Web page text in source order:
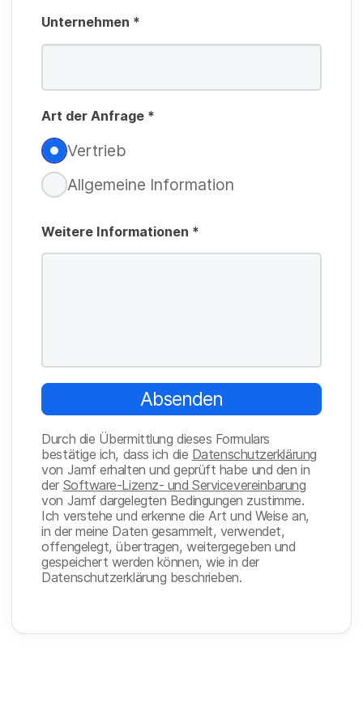
Unternehmen *
Art der Anfrage *
f
l
i
c
h
t
f
Vertrieb
Allgemeine Information
Weitere Informationen *
P
f
c
h
l
d
Absenden
Durch die Übermittlung dieses Formulars
bestätige ich, dass ich die Datenschutzerklärung
von Jamf erhalten und geprüft habe und den in
der Software-Lizenz- und Servicevereinbarung
von Jamf dargelegten Bedingungen zustimme.
Ich verstehe und erkenne die Art und Weise an,
in der meine Daten gesammelt, verwendet,
offengelegt, übertragen, weitergegeben und
gespeichert werden können, wie in der
Datenschutzerklärung beschrieben.